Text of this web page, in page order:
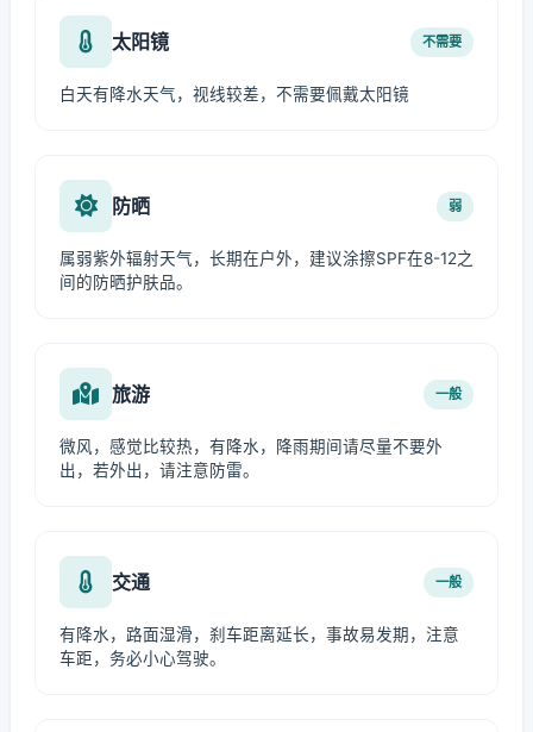
太阳镜 不需要
白天有降水天气，视线较差，不需要佩戴太阳镜
防晒 弱
属弱紫外辐射天气，长期在户外，建议涂擦SPF在8-12之
间的防晒护肤品。
旅游 一般
微风，感觉比较热，有降水，降雨期间请尽量不要外
出，若外出，请注意防雷。
交通 一般
有降水，路面湿滑，刹车距离延长，事故易发期，注意
车距，务必小心驾驶。